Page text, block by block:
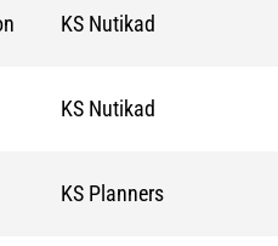
KS Nutikad
KS Nutikad
KS Planners